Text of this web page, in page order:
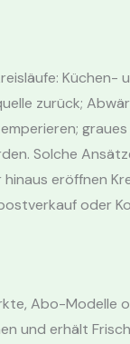
Küchen-
zurück;
Solche
eröffnen
oder
Abo-Modelle
und erhält